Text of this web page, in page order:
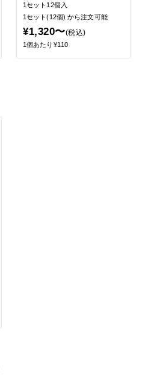
1セット12個入
1セット(12個)から注文可能
¥1,320〜(税込)
1個あたり¥110